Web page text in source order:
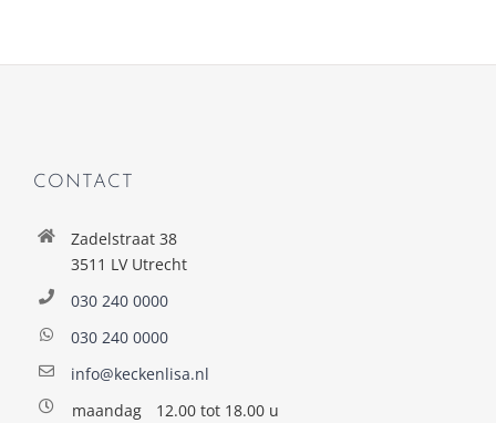
CONTACT
Zadelstraat 38
3511 LV Utrecht
030 240 0000
030 240 0000
info@keckenlisa.nl
maandag
12.00 tot 18.00 u